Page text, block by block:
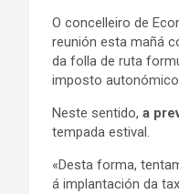
O concelleiro de
reunión esta mañá
da folla de ruta
imposto
Neste sentido, a
tempada estival.
«Desta forma,
á implantación da